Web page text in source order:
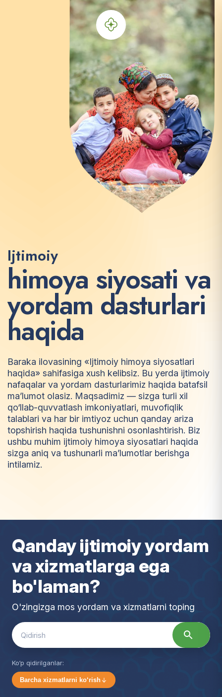
Ijtimoiy
himoya siyosati va
yordam dasturlari
haqida
Baraka ilovasining «Ijtimoiy himoya siyosatlari
haqida» sahifasiga xush kelibsiz. Bu yerda ijtimoiy
nafaqalar va yordam dasturlarimiz haqida batafsil
ma’lumot olasiz. Maqsadimiz — sizga turli xil
qo‘llab-quvvatlash imkoniyatlari, muvofiqlik
talablari va har bir imtiyoz uchun qanday ariza
topshirish haqida tushunishni osonlashtirish. Biz
ushbu muhim ijtimoiy himoya siyosatlari haqida
sizga aniq va tushunarli ma’lumotlar berishga
intilamiz.
mtiy oz
Qanday ijtimoiy yordam
va xizmatlarga ega
bo'laman?
O'zingizga mos yordam va xizmatlarni toping
Search
for:
Ko‘p qidirilganlar:
Barcha xizmatlarni ko‘rish